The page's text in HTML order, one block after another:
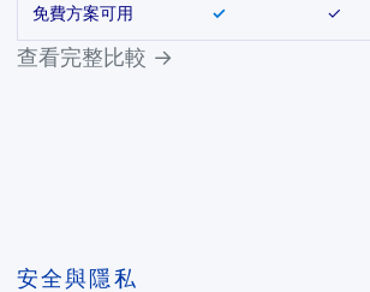
免費方案可用 ✓ ✓
查看完整比較 →
安全與隱私